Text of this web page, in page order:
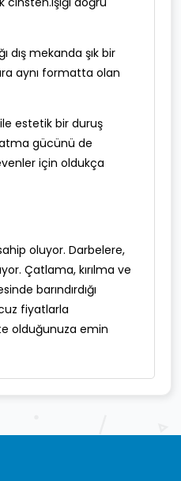
dış mekanda şık bir
aynı formatta olan
estetik bir duruş
gücünü de
için oldukça
oluyor. Darbelere,
Çatlama, kırılma ve
barındırdığı
fiyatlarla
olduğunuza emin